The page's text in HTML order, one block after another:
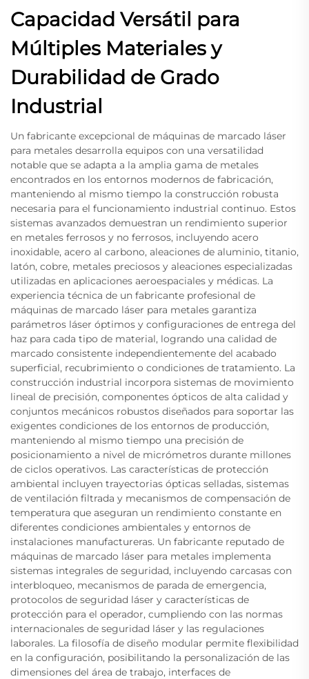
Capacidad Versátil para
Múltiples Materiales y
Durabilidad de Grado
Industrial
Un fabricante excepcional de máquinas de marcado láser
para metales desarrolla equipos con una versatilidad
notable que se adapta a la amplia gama de metales
encontrados en los entornos modernos de fabricación,
manteniendo al mismo tiempo la construcción robusta
necesaria para el funcionamiento industrial continuo. Estos
sistemas avanzados demuestran un rendimiento superior
en metales ferrosos y no ferrosos, incluyendo acero
inoxidable, acero al carbono, aleaciones de aluminio, titanio,
latón, cobre, metales preciosos y aleaciones especializadas
utilizadas en aplicaciones aeroespaciales y médicas. La
experiencia técnica de un fabricante profesional de
máquinas de marcado láser para metales garantiza
parámetros láser óptimos y configuraciones de entrega del
haz para cada tipo de material, logrando una calidad de
marcado consistente independientemente del acabado
superficial, recubrimiento o condiciones de tratamiento. La
construcción industrial incorpora sistemas de movimiento
lineal de precisión, componentes ópticos de alta calidad y
conjuntos mecánicos robustos diseñados para soportar las
exigentes condiciones de los entornos de producción,
manteniendo al mismo tiempo una precisión de
posicionamiento a nivel de micrómetros durante millones
de ciclos operativos. Las características de protección
ambiental incluyen trayectorias ópticas selladas, sistemas
de ventilación filtrada y mecanismos de compensación de
temperatura que aseguran un rendimiento constante en
diferentes condiciones ambientales y entornos de
instalaciones manufactureras. Un fabricante reputado de
máquinas de marcado láser para metales implementa
sistemas integrales de seguridad, incluyendo carcasas con
interbloqueo, mecanismos de parada de emergencia,
protocolos de seguridad láser y características de
protección para el operador, cumpliendo con las normas
internacionales de seguridad láser y las regulaciones
laborales. La filosofía de diseño modular permite flexibilidad
en la configuración, posibilitando la personalización de las
dimensiones del área de trabajo, interfaces de